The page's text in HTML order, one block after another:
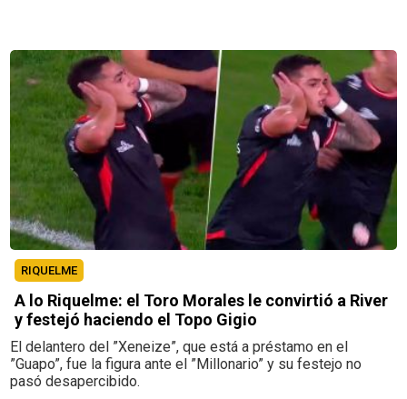
RIQUELME
A lo Riquelme: el Toro Morales le convirtió a River
y festejó haciendo el Topo Gigio
El delantero del ”Xeneize”, que está a préstamo en el
”Guapo”, fue la figura ante el ”Millonario” y su festejo no
pasó desapercibido.